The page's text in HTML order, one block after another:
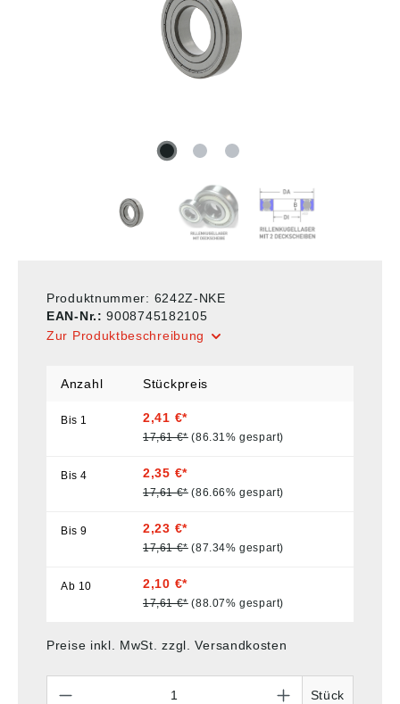
Produktnummer: 6242Z-NKE
EAN-Nr.:9008745182105
Zur Produktbeschreibung
Anzahl Stückpreis
Bis 1 2,41 €*
17,61 €* (86.31% gespart)
Bis4 2,35 €*
17,61 €* (86.66% gespart)
Bis9 2,23 €*
17,61 €* (87.34% gespart)
Ab 10 2,10 €*
17,61 €* (88.07% gespart)
Preise inkl. MwSt. zzgl. Versandkosten
Stück